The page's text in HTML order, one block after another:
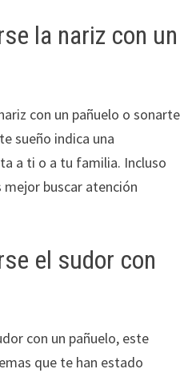
la nariz con un
con un pañuelo o sonarte
sueño indica una
a ti o a tu familia. Incluso
mejor buscar atención
el sudor con
con un pañuelo, este
que te han estado